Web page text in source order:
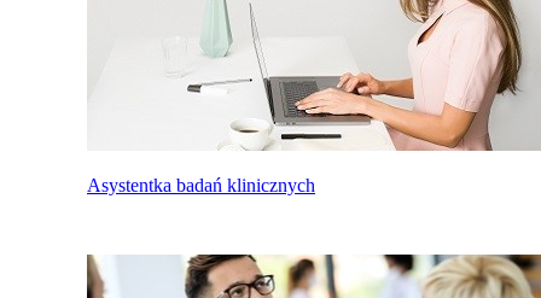
Asystentka badań klinicznych